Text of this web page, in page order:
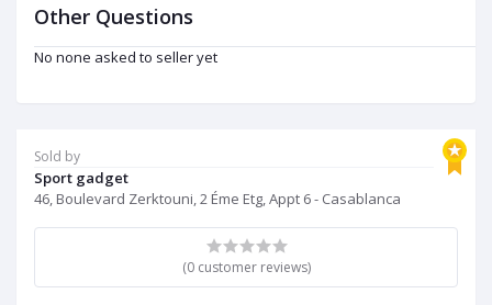
Sold by
Sport gadget
46, Boulevard Zerktouni, 2 Éme Etg, Appt 6 - Casablanca
(0 customer reviews)
Other Questions
No none asked to seller yet